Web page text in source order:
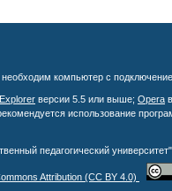
компьютер с
версии 5.5 или выше; Opera
использование
педагогический
Attribution (CC BY 4.0)